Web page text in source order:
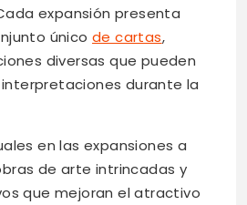
expansión presenta
único de cartas,
diversas que pueden
durante la
en las expansiones a
de arte intrincadas y
que mejoran el atractivo